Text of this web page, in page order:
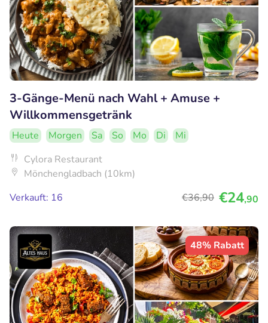
3-Gänge-Menü nach Wahl + Amuse +
Willkommensgetränk
Heute Morgen Sa So Mo Di
Mi
Cylora Restaurant
Mönchengladbach (10km)
Verkauft: 16
€36,90 €24,90
48% Rabatt